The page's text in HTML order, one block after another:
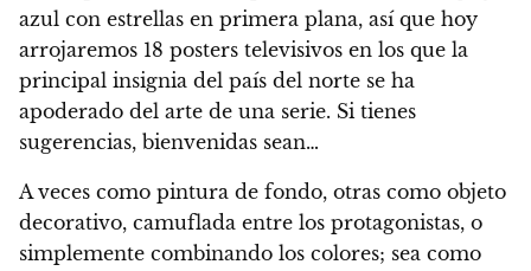
azul con estrellas en primera plana, así que hoy
arrojaremos 18 posters televisivos en los que la
principal insignia del país del norte se ha
apoderado del arte de una serie. Si tienes
sugerencias, bienvenidas sean…
A veces como pintura de fondo, otras como objeto
decorativo, camuflada entre los protagonistas, o
simplemente combinando los colores; sea como